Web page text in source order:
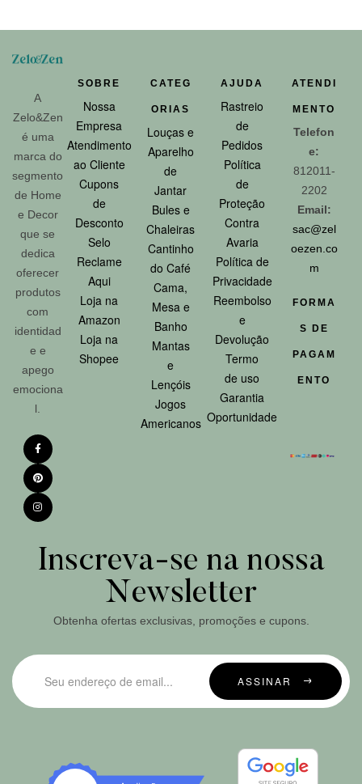
A
Zelo&Zen
é uma
marca do
segmento
de Home
e Decor
que se
dedica
oferecer
produtos
com
identidad
e e
apego
emociona
l.
SOBRE
Nossa
Empresa
Atendimento
ao Cliente
Cupons
de
Desconto
Selo
Reclame
Aqui
Loja na
Amazon
Loja na
Shopee
CATEG
ORIAS
Louças e
Aparelho
de
Jantar
Bules e
Chaleiras
Cantinho
do Café
Cama,
Mesa e
Banho
Mantas
e
Lençóis
Jogos
Americanos
AJUDA
Rastreio
de
Pedidos
Política
de
Proteção
Contra
Avaria
Política de
Privacidade
Reembolso
e
Devolução
Termo
de uso
Garantia
Oportunidade
ATENDI
MENTO
Telefon
e:
812011-
2202
Email:
sac@zel
oezen.co
m
FORMA
S DE
PAGAM
ENTO
Inscreva-se na nossa
Newsletter
Obtenha ofertas exclusivas, promoções e cupons.
ASSINAR